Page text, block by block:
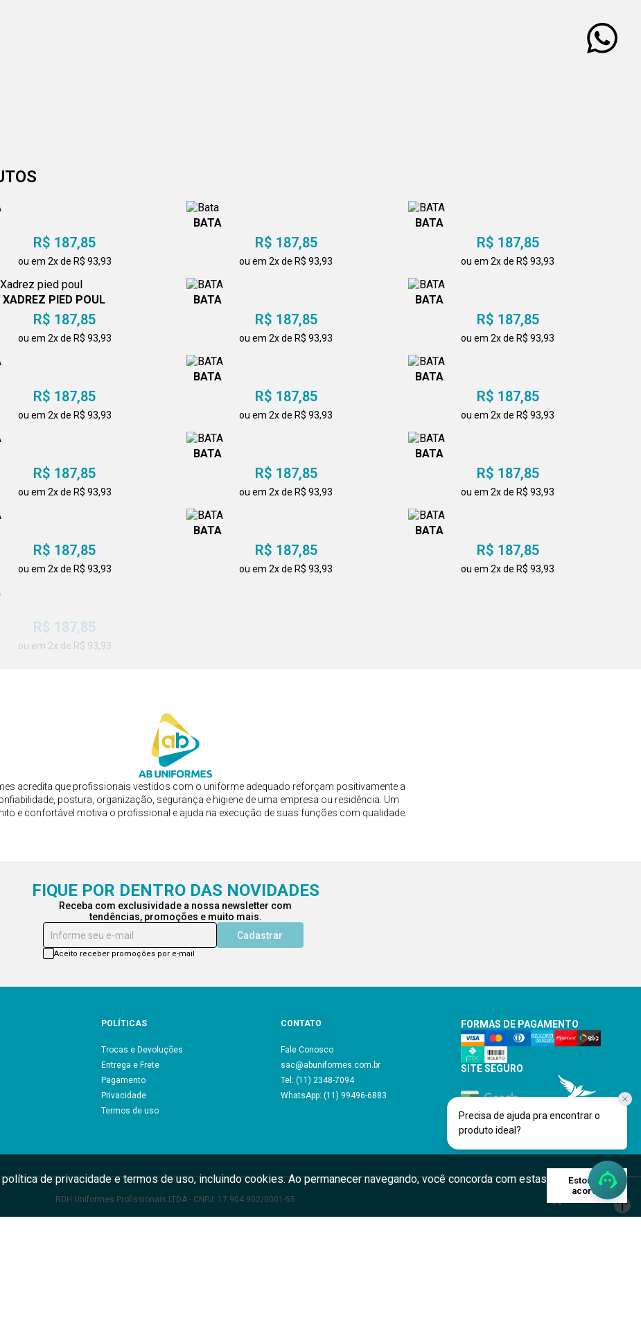
R$ 187,85
ou em 2x de R$ 93,93
BATA
R$ 187,85
ou em 2x de R$ 93,93
BATA
R$ 187,85
ou em 2x de R$ 93,93
XADREZ PIED POUL
R$ 187,85
ou em 2x de R$ 93,93
BATA
R$ 187,85
ou em 2x de R$ 93,93
BATA
R$ 187,85
ou em 2x de R$ 93,93
R$ 187,85
ou em 2x de R$ 93,93
BATA
R$ 187,85
ou em 2x de R$ 93,93
BATA
R$ 187,85
ou em 2x de R$ 93,93
R$ 187,85
ou em 2x de R$ 93,93
BATA
R$ 187,85
ou em 2x de R$ 93,93
BATA
R$ 187,85
ou em 2x de R$ 93,93
R$ 187,85
ou em 2x de R$ 93,93
BATA
R$ 187,85
ou em 2x de R$ 93,93
BATA
R$ 187,85
ou em 2x de R$ 93,93
R$ 187,85
ou em 2x de R$ 93,93
acredita que profissionais vestidos com o uniforme adequado reforçam positivamente a
postura, organização, segurança e higiene de uma empresa ou residência. Um
e confortável motiva o profissional e ajuda na execução de suas funções com qualidade.
FIQUE POR DENTRO DAS NOVIDADES
Receba com exclusividade a nossa newsletter com
tendências, promoções e muito mais.
Informe seu e-mail
Cadastrar
Aceito receber promoções por e-mail
POLÍTICAS
Trocas e Devoluções
Entrega e Frete
Pagamento
Privacidade
Termos de uso
CONTATO
Fale Conosco
sac@abuniformes.com.br
Tel: (11) 2348-7094
WhatsApp: (11) 99496-6883
SITE SEGURO
Verificada por
FORMAS DE PAGAMENTO
RDH Uniformes Profissionais LTDA - CNPJ: 17.904.902/0001-55
de privacidade e termos de uso, incluindo cookies. Ao permanecer navegando, você concorda com estas
Estou de
acordo
Precisa de ajuda pra encontrar o
produto ideal?